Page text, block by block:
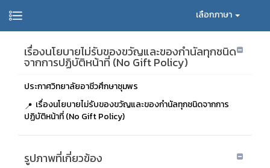
เลือกภาษา
เรื่องนโยบายไม่รับของขวัญและของกำนัลทุกชนิด
จากการปฏิบัติหน้าที่ (No Gift Policy)
ประกาศวิทยาลัยอาชีวศึกษาชุมพร
เรื่องนโยบายไม่รับของขวัญและของกำนัลทุกชนิดจากการ
ปฏิบัติหน้าที่ (No Gift Policy)
รูปภาพที่เกี่ยวข้อง